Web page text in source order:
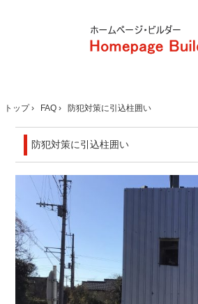
トップ› FAQ › 防犯対策に引込柱囲い
防犯対策に引込柱囲い